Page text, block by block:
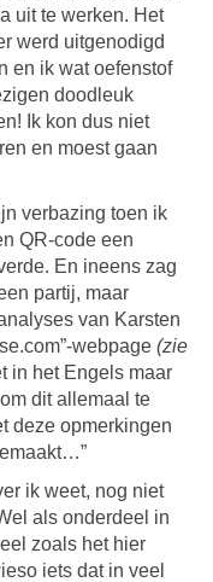
uit te werken. Het
werd uitgenodigd
en ik wat oefenstof
doodleuk
Ik kon dus niet
en moest gaan
verbazing toen ik
QR-code een
En ineens zag
partij, maar
van Karsten
webpage (zie
in het Engels maar
dit allemaal te
deze opmerkingen
ik weet, nog niet
als onderdeel in
zoals het hier
iets dat in veel